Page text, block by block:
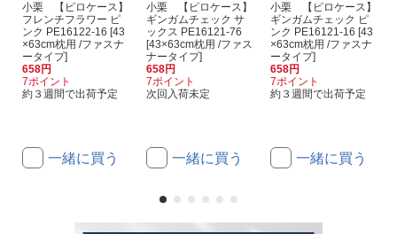
小栗 【ピロケース】
フレンチフラワー ピ
ンク PE16122-16 [43
×63cm枕用 /ファスナ
ータイプ]
658円
7ポイント
約３週間で出荷予定
一緒に買う
小栗 【ピロケース】
ギンガムチェック サ
ックス PE16121-76
[43×63cm枕用 /ファス
ナータイプ]
658円
7ポイント
次回入荷未定
一緒に買う
小栗 【ピロケース】
ギンガムチェック ピ
ンク PE16121-16 [43
×63cm枕用 /ファスナ
ータイプ]
658円
7ポイント
約３週間で出荷予定
一緒に買う